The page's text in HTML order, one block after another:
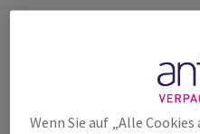
Wenn Sie auf „Alle